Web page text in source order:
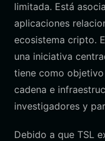
limitada. Está
aplicaciones
ecosistema cripto.
una iniciativa
tiene como
cadena e
investigadores y
Debido a que TSL